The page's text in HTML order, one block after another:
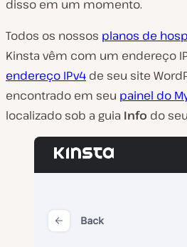
disso em um momento.
Todos os nossos planos de
Kinsta vêm com um endereço
endereço IPv4 de seu site
encontrado em seu painel do
localizado sob a guia Info do